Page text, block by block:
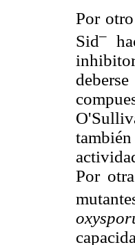
Por
Sid–
Por